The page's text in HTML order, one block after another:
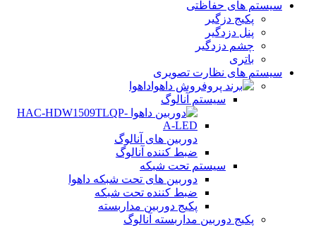
سیستم های حفاظتی
پکیج دزگیر
پنل دزدگیر
چشم دزدگیر
باتری
سیستم های نظارت تصویری
داهوا
سیستم آنالوگ
دوربین های آنالوگ
ضبط کننده آنالوگ
سیستم تحت شبکه
دوربین های تحت شبکه داهوا
ضبط کننده تحت شبکه
پکیج دوربین مداربسته
پکیج دوربین مداربسته آنالوگ